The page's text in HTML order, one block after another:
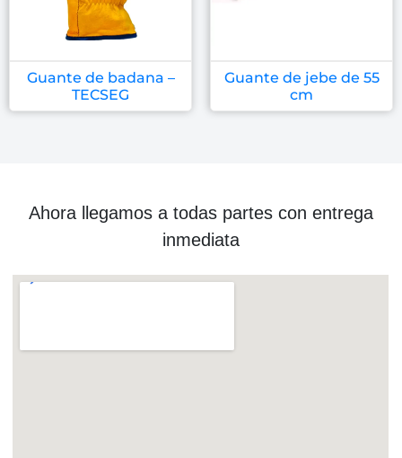
Guante de badana –
TECSEG
Guante de jebe de 55
cm
Ahora llegamos a todas partes con entrega
inmediata